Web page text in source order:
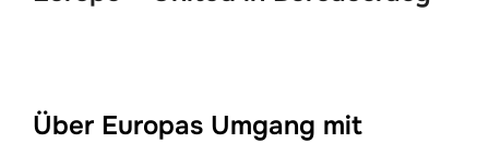
Über Europas Umgang mit